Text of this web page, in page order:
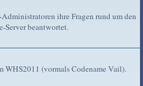
ihre Fragen rund um den
Server beantwortet.
WHS2011 (vormals Codename Vail).